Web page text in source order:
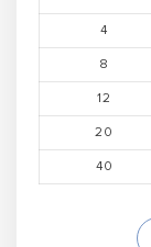
4
8
12
20
40